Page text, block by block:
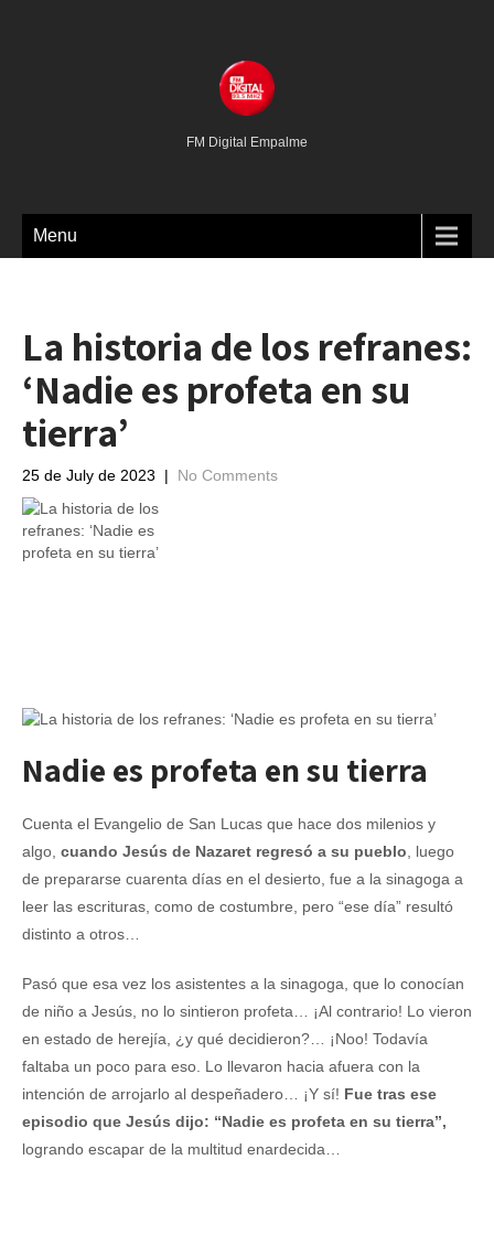
FM Digital Empalme
Menu
La historia de los refranes:
‘Nadie es profeta en su
tierra’
25 de July de 2023 | No Comments
Nadie es profeta en su tierra
Cuenta el Evangelio de San Lucas que hace dos milenios y
algo, cuando Jesús de Nazaret regresó a su pueblo, luego
de prepararse cuarenta días en el desierto, fue a la sinagoga a
leer las escrituras, como de costumbre, pero “ese día” resultó
distinto a otros…
Pasó que esa vez los asistentes a la sinagoga, que lo conocían
de niño a Jesús, no lo sintieron profeta… ¡Al contrario! Lo vieron
en estado de herejía, ¿y qué decidieron?… ¡Noo! Todavía
faltaba un poco para eso. Lo llevaron hacia afuera con la
intención de arrojarlo al despeñadero… ¡Y sí! Fue tras ese
episodio que Jesús dijo: “Nadie es profeta en su tierra”,
logrando escapar de la multitud enardecida…